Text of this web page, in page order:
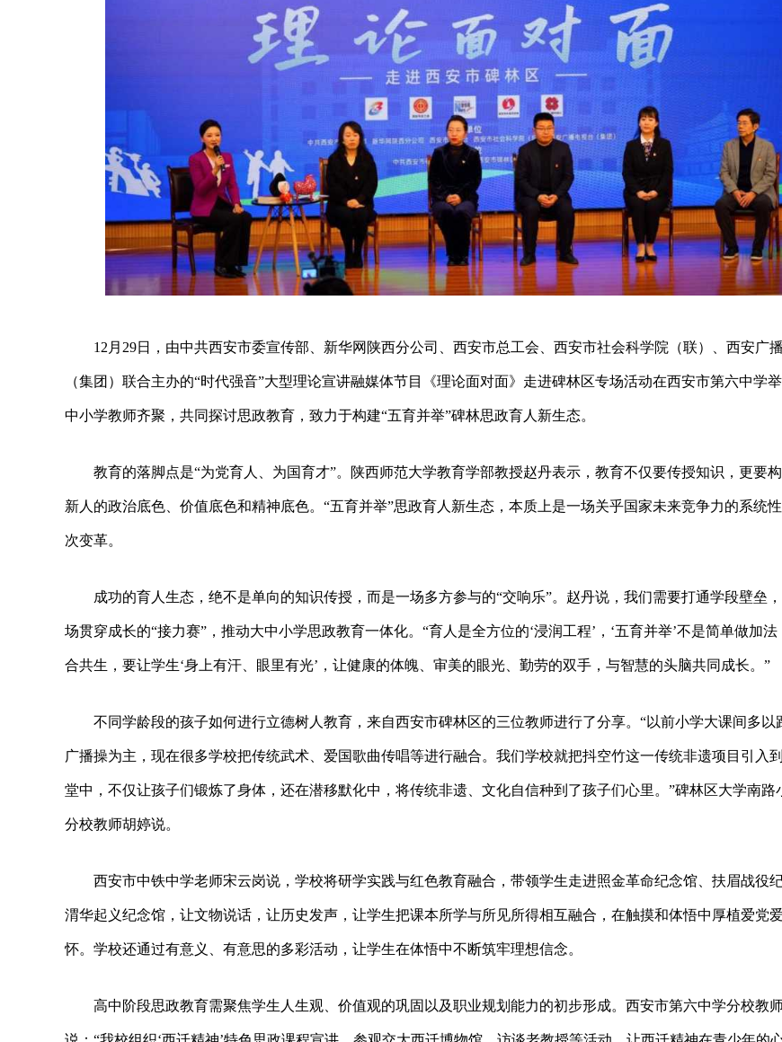
12月29日，由中共西安市委宣传部、新华网陕西分公司、西安市总工会、西安市社会科学院（联）、西安广
（集团）联合主办的“时代强音”大型理论宣讲融媒体节目《理论面对面》走进碑林区专场活动在西安市第六中学
中小学教师齐聚，共同探讨思政教育，致力于构建“五育并举”碑林思政育人新生态。
教育的落脚点是“为党育人、为国育才”。陕西师范大学教育学部教授赵丹表示，教育不仅要传授知识，更要
新人的政治底色、价值底色和精神底色。“五育并举”思政育人新生态，本质上是一场关乎国家未来竞争力的系统
次变革。
成功的育人生态，绝不是单向的知识传授，而是一场多方参与的“交响乐”。赵丹说，我们需要打通学段壁垒
场贯穿成长的“接力赛”，推动大中小学思政教育一体化。“育人是全方位的‘浸润工程’，‘五育并举’不是简单做加法
合共生，要让学生‘身上有汗、眼里有光’，让健康的体魄、审美的眼光、勤劳的双手，与智慧的头脑共同成长。”
不同学龄段的孩子如何进行立德树人教育，来自西安市碑林区的三位教师进行了分享。“以前小学大课间多以
广播操为主，现在很多学校把传统武术、爱国歌曲传唱等进行融合。我们学校就把抖空竹这一传统非遗项目引入
堂中，不仅让孩子们锻炼了身体，还在潜移默化中，将传统非遗、文化自信种到了孩子们心里。”碑林区大学南路
分校教师胡婷说。
西安市中铁中学老师宋云岗说，学校将研学实践与红色教育融合，带领学生走进照金革命纪念馆、扶眉战役纪
渭华起义纪念馆，让文物说话，让历史发声，让学生把课本所学与所见所得相互融合，在触摸和体悟中厚植爱党
怀。学校还通过有意义、有意思的多彩活动，让学生在体悟中不断筑牢理想信念。
高中阶段思政教育需聚焦学生人生观、价值观的巩固以及职业规划能力的初步形成。西安市第六中学分校教